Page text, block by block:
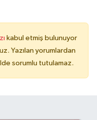
kabul etmiş bulunuyor
Yazılan yorumlardan
sorumlu tutulamaz.